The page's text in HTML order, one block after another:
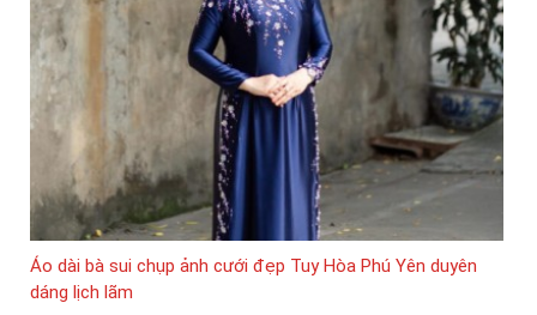
Áo dài bà sui chụp ảnh cưới đẹp Tuy Hòa Phú Yên duyên
dáng lịch lãm